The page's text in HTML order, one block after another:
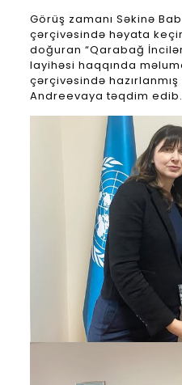
Görüş zamanı Səkinə
çərçivəsində həyata
doğuran “Qarabağ
layihəsi haqqında
çərçivəsində
Andreevaya təqdim edib.